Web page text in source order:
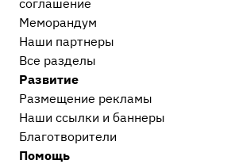
соглашение
Меморандум
Наши партнеры
Все разделы
Развитие
Размещение рекламы
Наши ссылки и баннеры
Благотворители
Помощь